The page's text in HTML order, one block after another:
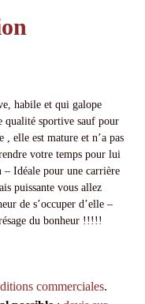
habile et qui galope
qualité sportive sauf pour
elle est mature et n’a pas
votre temps pour lui
Idéale pour une carrière
puissante vous allez
de s’occuper d’elle –
du bonheur !!!!!
commerciales.